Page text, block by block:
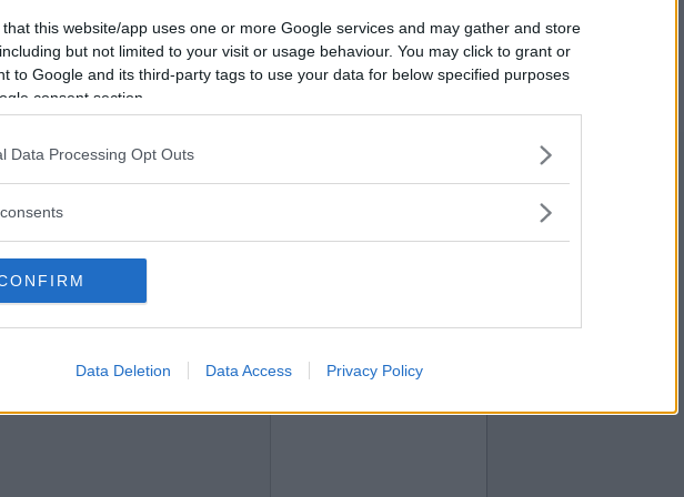
that this website/app uses one or more Google services and may gather and store
but not limited to your visit or usage behaviour. You may click to grant or
to Google and its third-party tags to use your data for below specified purposes
consent section.
Data Processing Opt Outs
Data Deletion Data Access Privacy Policy
Vill du bli
medlem?